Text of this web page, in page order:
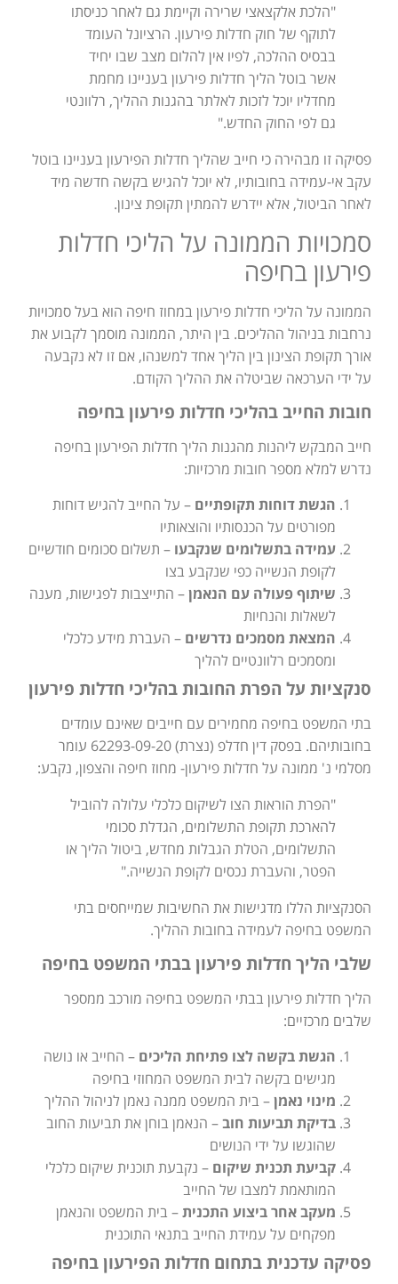
"הלכת אלקצאצי שרירה וקיימת גם לאחר כניסתו
לתוקף של חוק חדלות פירעון. הרציונל העומד
בבסיס ההלכה, לפיו אין להלום מצב שבו יחיד
אשר בוטל הליך חדלות פירעון בעניינו מחמת
מחדליו יוכל לזכות לאלתר בהגנות ההליך, רלוונטי
גם לפי החוק החדש."
פסיקה זו מבהירה כי חייב שהליך חדלות הפירעון בעניינו בוטל
עקב אי-עמידה בחובותיו, לא יוכל להגיש בקשה חדשה מיד
לאחר הביטול, אלא יידרש להמתין תקופת צינון.
סמכויות הממונה על הליכי חדלות
פירעון בחיפה
הממונה על הליכי חדלות פירעון במחוז חיפה הוא בעל סמכויות
נרחבות בניהול ההליכים. בין היתר, הממונה מוסמך לקבוע את
אורך תקופת הצינון בין הליך אחד למשנהו, אם זו לא נקבעה
על ידי הערכאה שביטלה את ההליך הקודם.
חובות החייב בהליכי חדלות פירעון בחיפה
חייב המבקש ליהנות מהגנות הליך חדלות הפירעון בחיפה
נדרש למלא מספר חובות מרכזיות:
הגשת דוחות תקופתיים – על החייב להגיש דוחות
מפורטים על הכנסותיו והוצאותיו
עמידה בתשלומים שנקבעו – תשלום סכומים חודשיים
לקופת הנשייה כפי שנקבע בצו
שיתוף פעולה עם הנאמן– התייצבות לפגישות, מענה
לשאלות והנחיות
המצאת מסמכים נדרשים – העברת מידע כלכלי
ומסמכים רלוונטיים להליך
סנקציות על הפרת החובות בהליכי חדלות פירעון
בתי המשפט בחיפה מחמירים עם חייבים שאינם עומדים
בחובותיהם. בפסק דין חדלפ (נצרת) 62293-09-20 עומר
מסלמי נ' ממונה על חדלות פירעון- מחוז חיפה והצפון, נקבע:
"הפרת הוראות הצו לשיקום כלכלי עלולה להוביל
להארכת תקופת התשלומים, הגדלת סכומי
התשלומים, הטלת הגבלות מחדש, ביטול הליך או
הפטר, והעברת נכסים לקופת הנשייה."
הסנקציות הללו מדגישות את החשיבות שמייחסים בתי
המשפט בחיפה לעמידה בחובות ההליך.
שלבי הליך חדלות פירעון בבתי המשפט בחיפה
הליך חדלות פירעון בבתי המשפט בחיפה מורכב ממספר
שלבים מרכזיים:
הגשת בקשה לצו פתיחת הליכים – החייב או נושה
מגישים בקשה לבית המשפט המחוזי בחיפה
מינוי נאמן– בית המשפט ממנה נאמן לניהול ההליך
בדיקת תביעות חוב– הנאמן בוחן את תביעות החוב
שהוגשו על ידי הנושים
קביעת תכנית שיקום – נקבעת תוכנית שיקום כלכלי
המותאמת למצבו של החייב
מעקב אחר ביצוע התכנית– בית המשפט והנאמן
מפקחים על עמידת החייב בתנאי התוכנית
פסיקה עדכנית בתחום חדלות הפירעון בחיפה